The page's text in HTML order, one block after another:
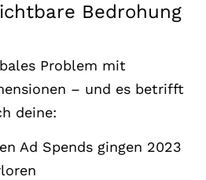
Bedrohung
Problem mit
– und es betrifft
deine:
Ad Spends gingen 2023